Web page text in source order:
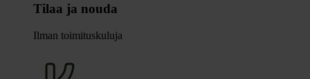
Tilaa ja nouda
Ilman toimituskuluja